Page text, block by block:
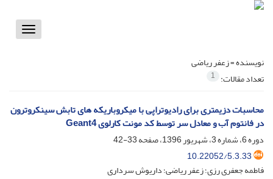
Toggle
نویسنده =زعفر ریاضی
تعداد مقالات: 1
محاسبات دزیمتری برای رادیوتراپی با میکروباریکه های تابش سینکروترون
در فانتوم آب و معادل سر توسط کد مونت کارلوی Geant4
دوره 6، شماره 3، شهریور 1396، صفحه
33-42
10.22052/5.3.33
فاطمه جعفری رزی؛ زعفر ریاضی؛ داریوش سرداری